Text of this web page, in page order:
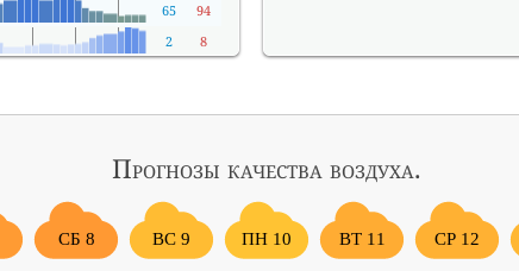
65
94
2
8
Прогнозы качества воздуха.
СБ 8 ВС 9 ПН 10 ВТ 11 СР 12